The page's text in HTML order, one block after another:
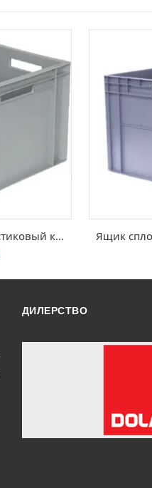
Универсальный пластиковый контейнер Multi-PRO, 400х300х290 сплошной, гладкое дно
ДИЛЕРСТВО